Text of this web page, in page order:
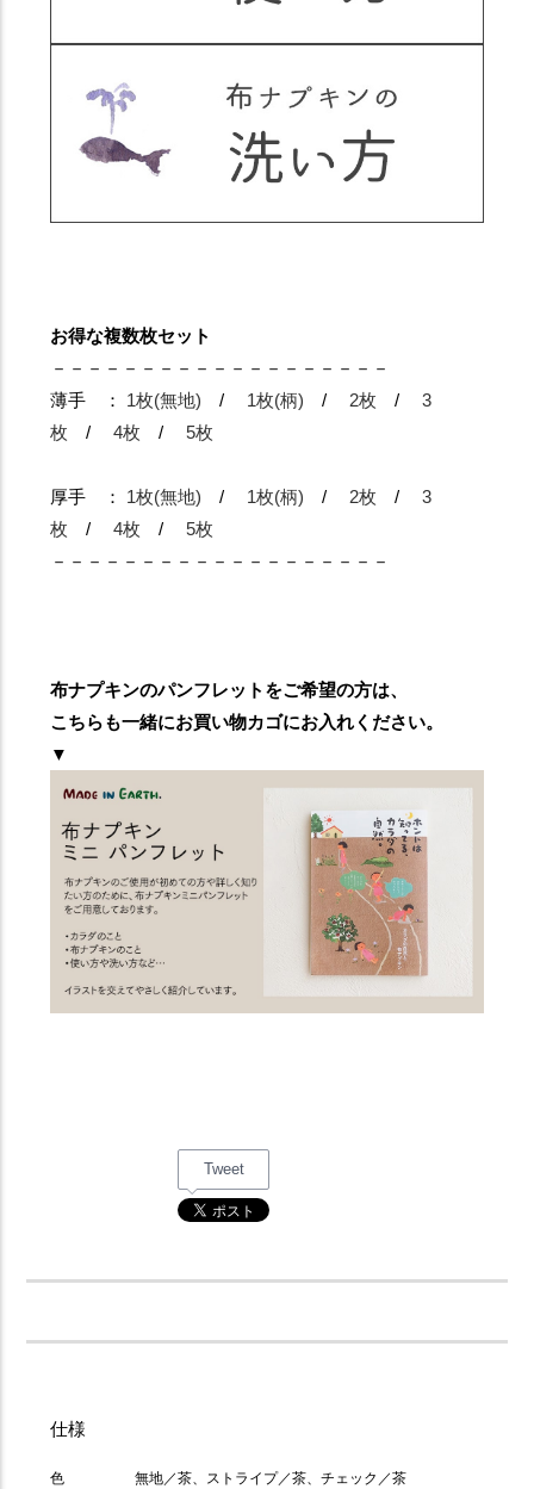
お得な複数枚セット
－－－－－－－－－－－－－－－－－－－
薄手 ： 1枚(無地) / 1枚(柄) / 2枚 /3
枚 /4枚 /5枚
厚手 ： 1枚(無地) / 1枚(柄) / 2枚 /3
枚 /4枚 /5枚
－－－－－－－－－－－－－－－－－－－
布ナプキンのパンフレットをご希望の方は、
こちらも一緒にお買い物カゴにお入れください。
▼
Tweet
仕様
色
無地／茶、ストライプ／茶、チェック／茶